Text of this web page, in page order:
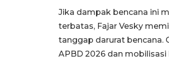
Jika dampak bencana ini
terbatas, Fajar Vesky
tanggap darurat bencana.
APBD 2026 dan